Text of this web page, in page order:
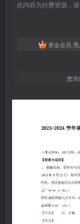
此内容为付费资源，
黄金会员
您当